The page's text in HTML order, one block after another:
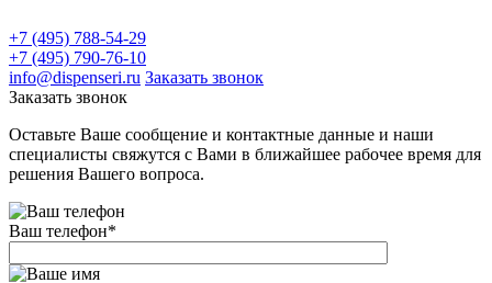
+7 (495) 788-54-29
+7 (495) 790-76-10
info@dispenseri.ru Заказать звонок
Заказать звонок
Оставьте Ваше сообщение и контактные данные и наши
специалисты свяжутся с Вами в ближайшее рабочее время для
решения Вашего вопроса.
Ваш телефон*